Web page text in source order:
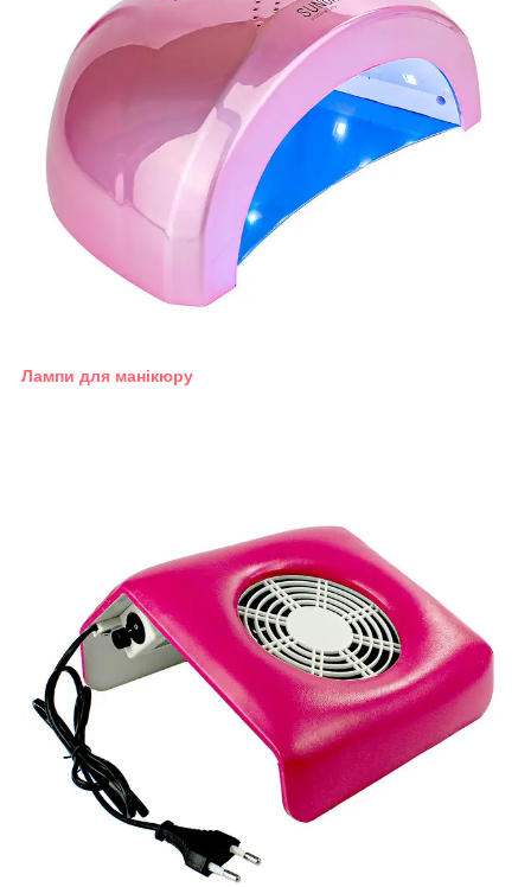
Лампи для манікюру